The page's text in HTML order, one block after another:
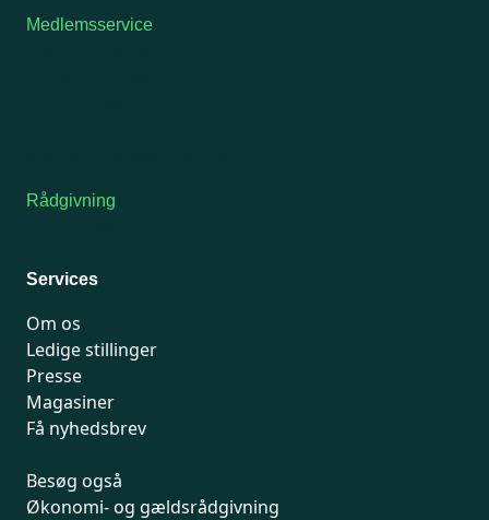
Medlemsservice
Rådgivning
Services
Om os
Ledige stillinger
Presse
Magasiner
Få nyhedsbrev
Besøg også
Økonomi- og gældsrådgivning